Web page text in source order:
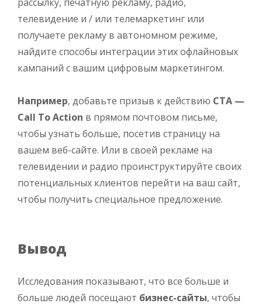
телевидение и / или телемаркетинг или
получаете рекламу в автономном режиме,
найдите способы интеграции этих офлайновых
кампаний с вашим цифровым маркетингом.
Например, добавьте призыв к действию CTA —
Call To Action в прямом почтовом письме,
чтобы узнать больше, посетив страницу на
вашем веб-сайте. Или в своей рекламе на
телевидении и радио проинструктируйте своих
потенциальных клиентов перейти на ваш сайт,
чтобы получить специальное предложение.
Вывод
Исследования показывают, что все больше и
больше людей посещают бизнес-сайты, чтобы